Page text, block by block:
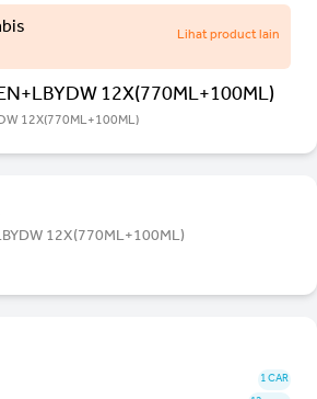
Lihat product lain
12X(770ML+100ML)
12X(770ML+100ML)
12X(770ML+100ML)
1 CAR